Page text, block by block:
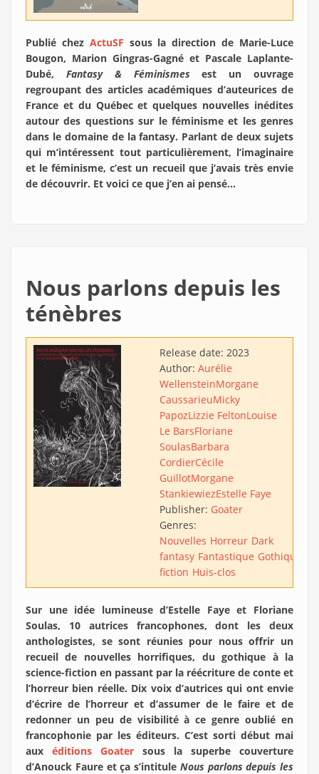
Publié chez ActuSF sous la direction de Marie-Luce
Bougon, Marion Gingras-Gagné et Pascale Laplante-
Dubé, Fantasy & Féminismes est un ouvrage
regroupant des articles académiques d’auteurices de
France et du Québec et quelques nouvelles inédites
autour des questions sur le féminisme et les genres
dans le domaine de la fantasy. Parlant de deux sujets
qui m’intéressent tout particulièrement, l’imaginaire
et le féminisme, c’est un recueil que j’avais très envie
de découvrir. Et voici ce que j’en ai pensé…
Nous parlons depuis les
ténèbres
Release date: 2023
Author: Aurélie
WellensteinMorgane
CaussarieuMicky
PapozLizzie FeltonLouise
Le BarsFloriane
SoulasBarbara
CordierCécile
GuillotMorgane
StankiewiezEstelle Faye
Publisher: Goater
Genres:
Nouvelles Horreur Dark
fantasy Fantastique Gothique
fiction Huis-clos
Sur une idée lumineuse d’Estelle Faye et Floriane
Soulas, 10 autrices francophones, dont les deux
anthologistes, se sont réunies pour nous offrir un
recueil de nouvelles horrifiques, du gothique à la
science-fiction en passant par la réécriture de conte et
l’horreur bien réelle. Dix voix d’autrices qui ont envie
d’écrire de l’horreur et d’assumer de le faire et de
redonner un peu de visibilité à ce genre oublié en
francophonie par les éditeurs. C’est sorti début mai
aux éditions Goater sous la superbe couverture
d’Anouck Faure et ça s’intitule Nous parlons depuis les